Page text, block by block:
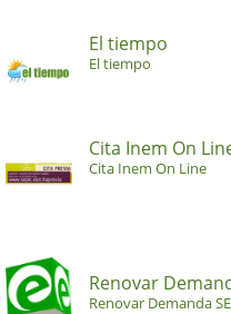
El tiempo
El tiempo
Cita Inem On
Cita Inem On Line
Renovar
Renovar Demanda